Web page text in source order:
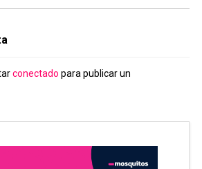
conectado para publicar un